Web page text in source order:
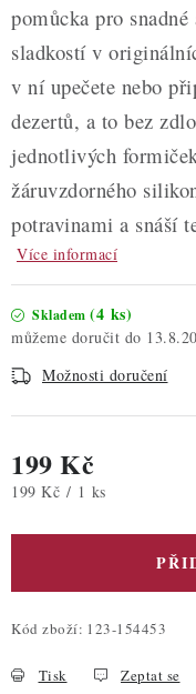
pomůcka pro
sladkostí v
v ní upečete nebo
dezertů, a to bez
jednotlivých
žáruvzdorného
potravinami a snáší
Více informací
Skladem (4 ks)
Možnosti doručení
199 Kč
Měrná cena:
199 Kč / 1 ks
Kód zboží: 123-154453
Tisk Zeptat se